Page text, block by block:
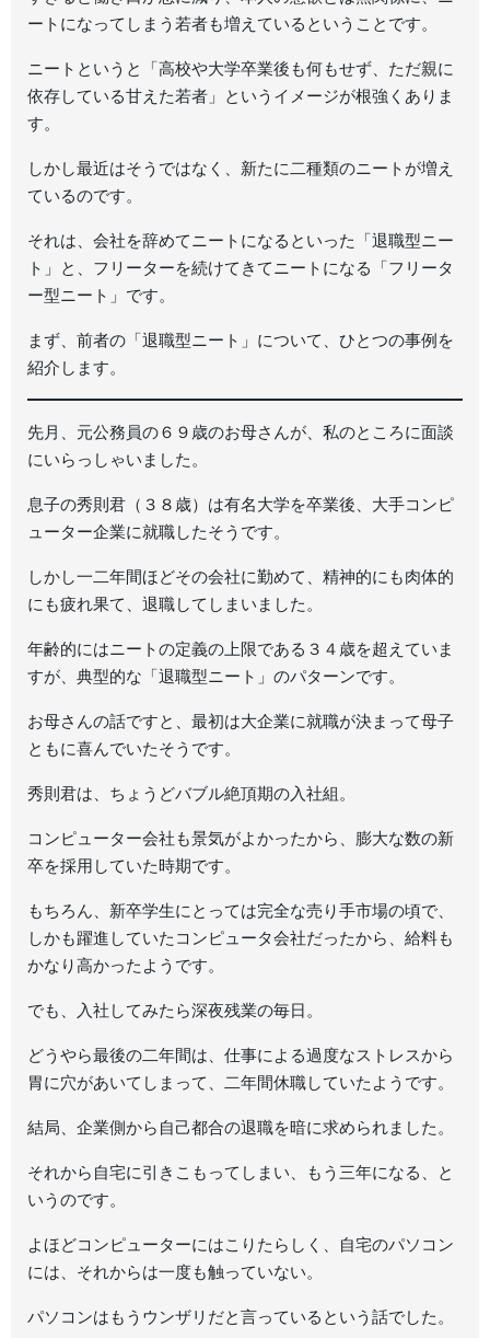
ートになってしまう若者も増えているということです。
ニートというと「高校や大学卒業後も何もせず、ただ親に
依存している甘えた若者」というイメージが根強くありま
す。
しかし最近はそうではなく、新たに二種類のニートが増え
ているのです。
それは、会社を辞めてニートになるといった「退職型ニー
ト」と、フリーターを続けてきてニートになる「フリータ
ー型ニート」です。
まず、前者の「退職型ニート」について、ひとつの事例を
紹介します。
先月、元公務員の６９歳のお母さんが、私のところに面談
にいらっしゃいました。
息子の秀則君（３８歳）は有名大学を卒業後、大手コンピ
ューター企業に就職したそうです。
しかし一二年間ほどその会社に勤めて、精神的にも肉体的
にも疲れ果て、退職してしまいました。
年齢的にはニートの定義の上限である３４歳を超えていま
すが、典型的な「退職型ニート」のパターンです。
お母さんの話ですと、最初は大企業に就職が決まって母子
ともに喜んでいたそうです。
秀則君は、ちょうどバブル絶頂期の入社組。
コンピューター会社も景気がよかったから、膨大な数の新
卒を採用していた時期です。
もちろん、新卒学生にとっては完全な売り手市場の頃で、
しかも躍進していたコンピュータ会社だったから、給料も
かなり高かったようです。
でも、入社してみたら深夜残業の毎日。
どうやら最後の二年間は、仕事による過度なストレスから
胃に穴があいてしまって、二年間休職していたようです。
結局、企業側から自己都合の退職を暗に求められました。
それから自宅に引きこもってしまい、もう三年になる、と
いうのです。
よほどコンピューターにはこりたらしく、自宅のパソコン
には、それからは一度も触っていない。
パソコンはもうウンザリだと言っているという話でした。